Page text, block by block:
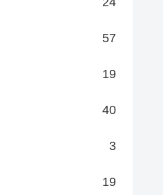
57
19
40
3
19